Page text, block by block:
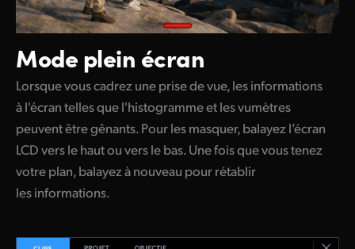
Mode plein écran
Lorsque vous cadrez une prise de vue, les informations
à l'écran telles que l'histogramme et les vumètres
peuvent être gênants. Pour les masquer, balayez l’écran
LCD vers le haut ou vers le bas. Une fois que vous tenez
votre plan, balayez à nouveau pour rétablir
les informations.